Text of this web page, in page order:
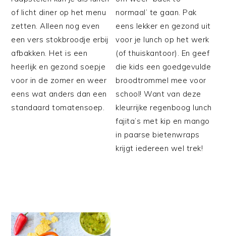
of licht diner op het menu
zetten. Alleen nog even
een vers stokbroodje erbij
afbakken. Het is een
heerlijk en gezond soepje
voor in de zomer en weer
eens wat anders dan een
standaard tomatensoep.
normaal’ te gaan. Pak
eens lekker en gezond uit
voor je lunch op het werk
(of thuiskantoor). En geef
die kids een goedgevulde
broodtrommel mee voor
school! Want van deze
kleurrijke regenboog lunch
fajita’s met kip en mango
in paarse bietenwraps
krijgt iedereen wel trek!